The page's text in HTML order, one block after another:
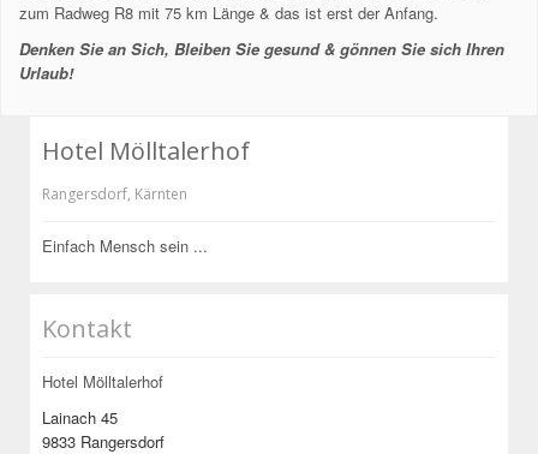
zum Radweg R8 mit 75 km Länge & das ist erst der Anfang.
Denken Sie an Sich, Bleiben Sie gesund & gönnen Sie sich Ihren
Urlaub!
Hotel Mölltalerhof
Rangersdorf, Kärnten
Einfach Mensch sein ...
Kontakt
Hotel Mölltalerhof
Lainach 45
9833 Rangersdorf